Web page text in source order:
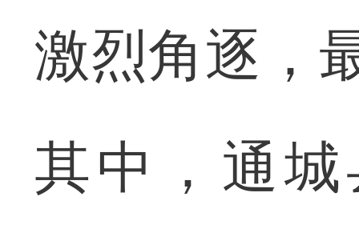
激烈角逐，
其中，通